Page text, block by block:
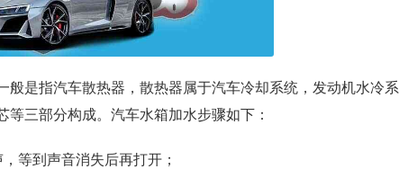
般是指汽车散热器，散热器属于汽车冷却系统，发动机水冷系
三部分构成。汽车水箱加水步骤如下：
等到声音消失后再打开；